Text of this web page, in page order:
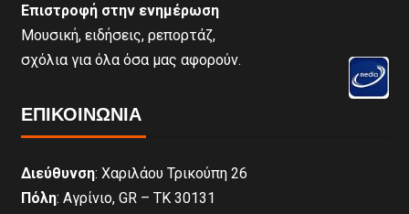
Επιστροφή στην ενημέρωση
Μουσική, ειδήσεις, ρεπορτάζ,
σχόλια για όλα όσα μας αφορούν.
ΕΠΙΚΟΙΝΩΝΊΑ
Διεύθυνση: Χαριλάου Τρικούπη 26
Πόλη: Αγρίνιο, GR – ΤΚ 30131